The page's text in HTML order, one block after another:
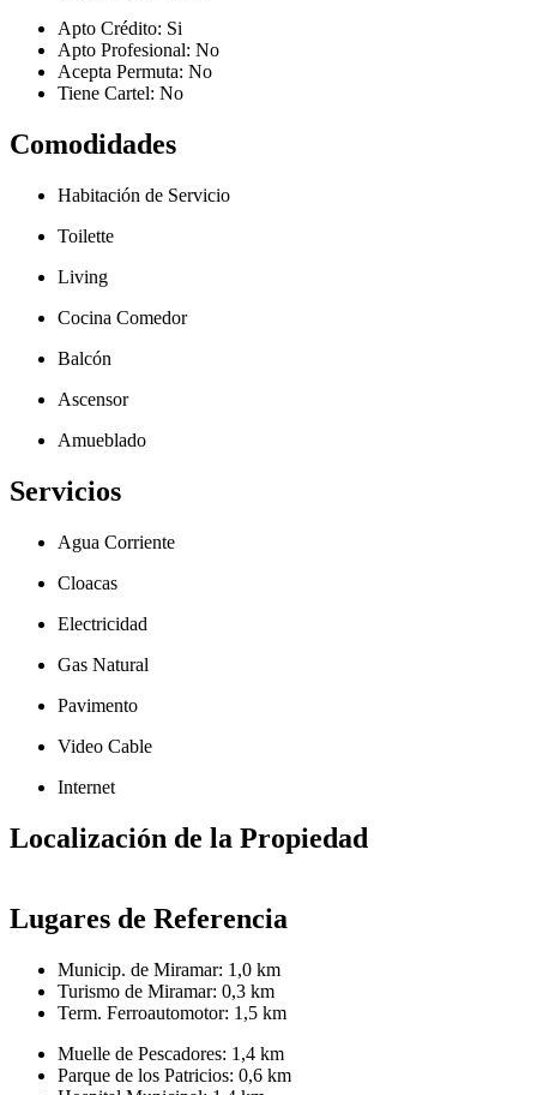
Apto Crédito: Si
Apto Profesional: No
Acepta Permuta: No
Tiene Cartel: No
Comodidades
Habitación de Servicio
Toilette
Living
Cocina Comedor
Balcón
Ascensor
Amueblado
Servicios
Agua Corriente
Cloacas
Electricidad
Gas Natural
Pavimento
Video Cable
Internet
Localización de la Propiedad
+
Lugares de Referencia
Municip. de Miramar: 1,0 km
Turismo de Miramar: 0,3 km
Term. Ferroautomotor: 1,5 km
Muelle de Pescadores: 1,4 km
Parque de los Patricios: 0,6 km